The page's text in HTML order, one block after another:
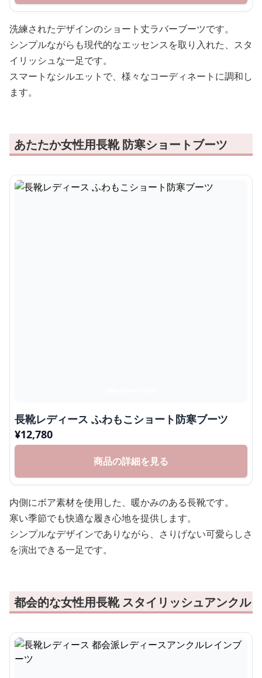
洗練されたデザインのショート丈ラバーブーツです。
シンプルながらも現代的なエッセンスを取り入れた、スタ
イリッシュな一足です。
スマートなシルエットで、様々なコーディネートに調和し
ます。
あたたか女性用長靴 防寒ショートブーツ
長靴レディース ふわもこショート防寒ブーツ
¥12,780
商品の詳細を見る
内側にボア素材を使用した、暖かみのある長靴です。
寒い季節でも快適な履き心地を提供します。
シンプルなデザインでありながら、さりげない可愛らしさ
を演出できる一足です。
都会的な女性用長靴 スタイリッシュアンクル